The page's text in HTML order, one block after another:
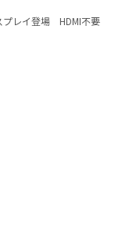
プレイ登場 HDMI不要